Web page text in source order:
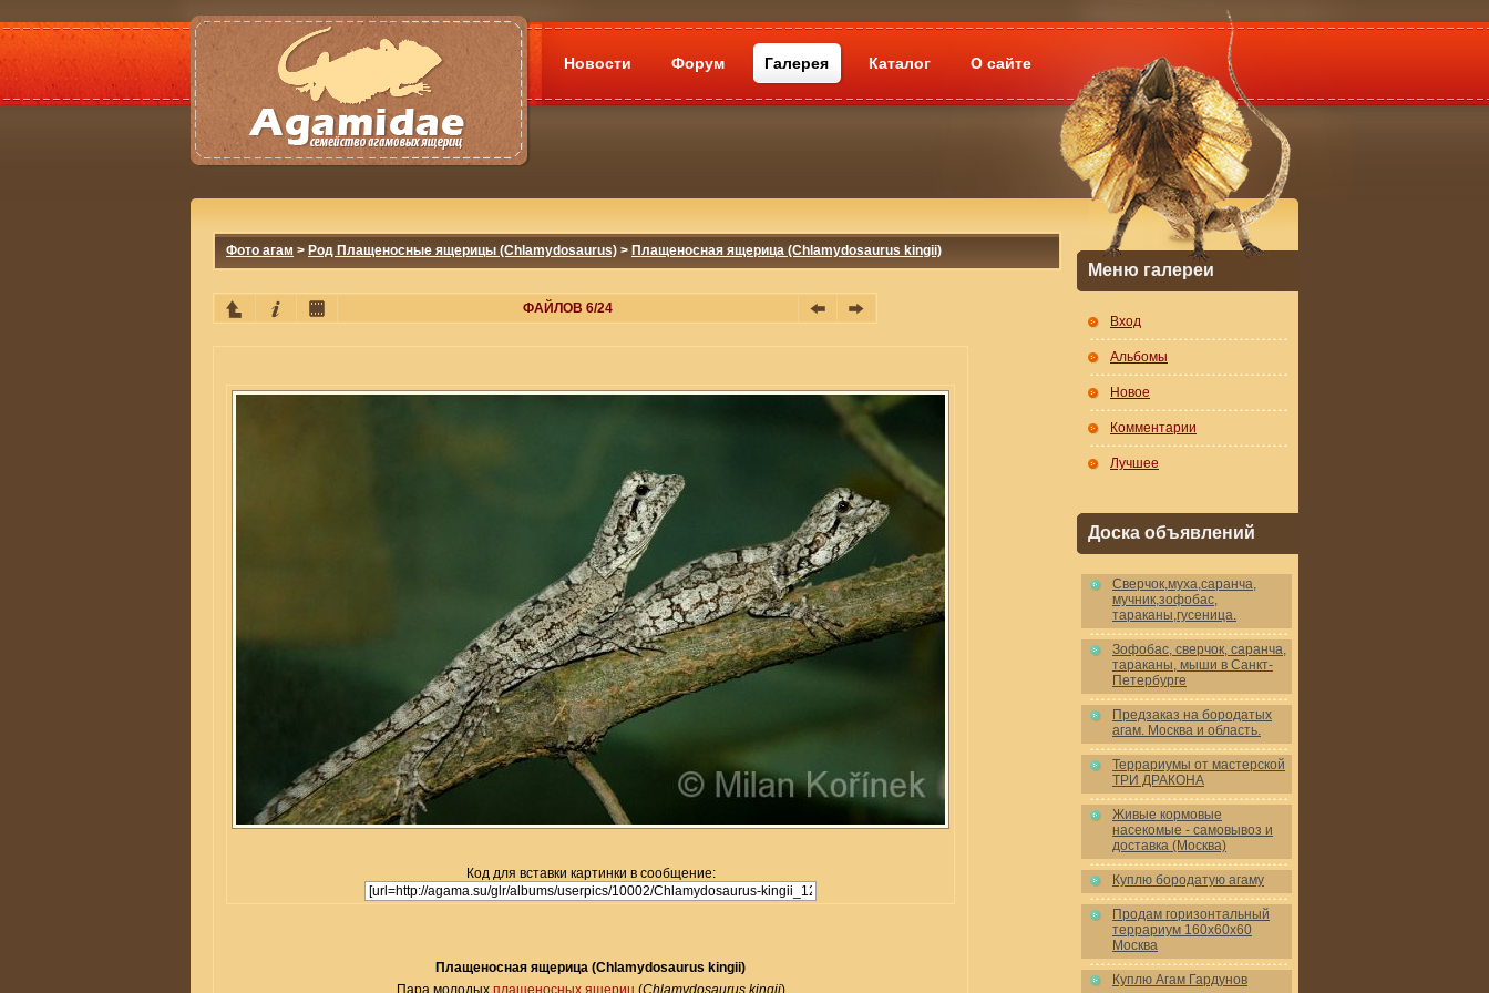
Новости Форум Галерея Каталог О сайте
Фото агам > Род Плащеносные ящерицы (Chlamydosaurus) > Плащеносная ящерица (Chlamydosaurus kingii)
ФАЙЛОВ 6/24
Код для вставки картинки в сообщение:
Плащеносная ящерица (Chlamydosaurus kingii)
Пара молодых плащеносных ящериц (Chlamydosaurus kingii)
Меню галереи
Вход
Альбомы
Новое
Комментарии
Лучшее
Доска объявлений
Cверчок,муха,саранча,
мучник,зофобас,
тараканы,гусеница.
Зофобас, сверчок, саранча,
тараканы, мыши в Санкт-
Петербурге
Предзаказ на бородатых
агам. Москва и область.
Террариумы от мастерской
ТРИ ДРАКОНА
Живые кормовые
насекомые - самовывоз и
доставка (Москва)
Куплю бородатую агаму
Продам горизонтальный
террариум 160x60x60
Москва
Куплю Агам Гардунов